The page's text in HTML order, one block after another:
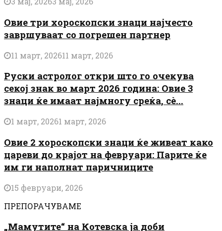
Овие три хороскопски знаци најчесто
завршуваат со погрешен партнер
11 март, 202611 март, 2026
Руски астролог откри што го очекува
секој знак во март 2026 година: Овие 3
знаци ќе имаат најмногу среќа, сè...
1 март, 20261 март, 2026
Овие 2 хороскопски знаци ќе живеат како
цареви до крајот на февруари: Парите ќе
им ги наполнат паричниците
15 февруари, 2026
ПРЕПОРАЧУВАМЕ
„Мамутите“ на Котевска ја доби